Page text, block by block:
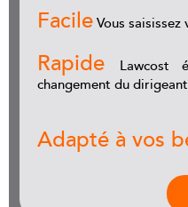
Facile Vous
Rapide
Lawcost
changement du
Adapté à vos